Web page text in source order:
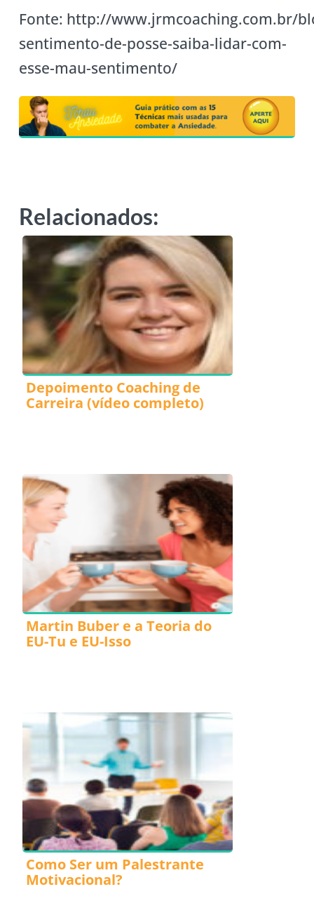
Fonte: http://www.jrmcoaching.com.br/
sentimento-de-posse-saiba-lidar-com-
esse-mau-sentimento/
Relacionados:
Depoimento Coaching de
Carreira (vídeo completo)
Martin Buber e a Teoria do
EU-Tu e EU-Isso
Como Ser um Palestrante
Motivacional?